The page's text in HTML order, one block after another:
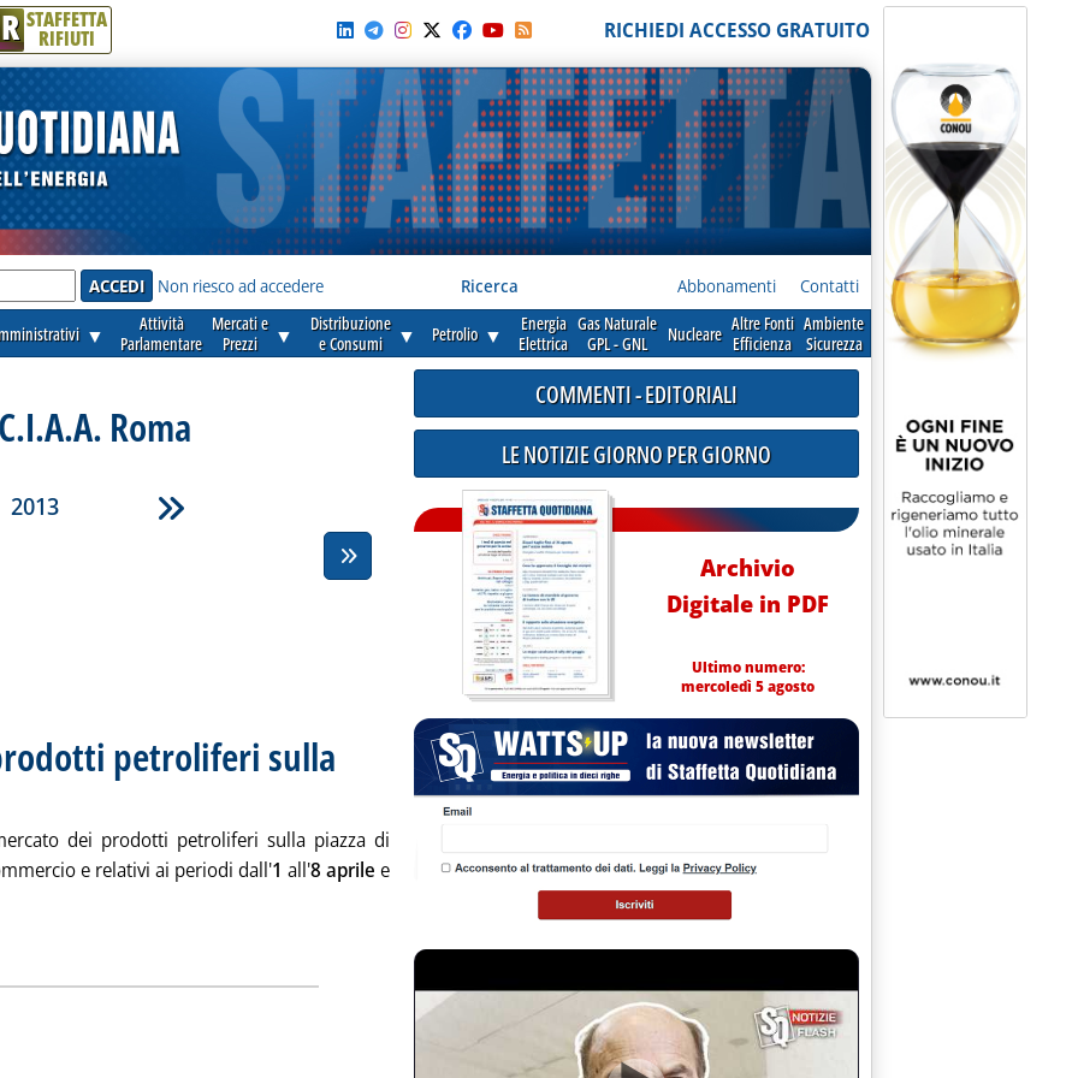
R STAFFETTA
RIFIUTI RICHIEDI ACCESSO GRATUITO
Non riesco ad accedere Ricerca Abbonamenti Contatti
▼
Attività
Parlamentare
Mercati e
Prezzi
▼
Distribuzione
e Consumi
▼ Petrolio ▼
Energia
Elettrica
Gas Naturale
GPL - GNL
Nucleare Altre Fonti
Efficienza
Ambiente
Sicurezza
Roma
2013
petroliferi sulla
02 maggio 2013 alle 14.39.
dei prodotti petroliferi sulla piazza di
e relativi ai periodi dall'1 all'8 aprile e
notizia: 'Listino dei prezzi dei prodotti petroliferi sulla piazza di Roma'
COMMENTI - EDITORIALI
LE NOTIZIE GIORNO PER GIORNO
Archivio
Digitale in PDF
Ultimo numero:
mercoledì 5 agosto